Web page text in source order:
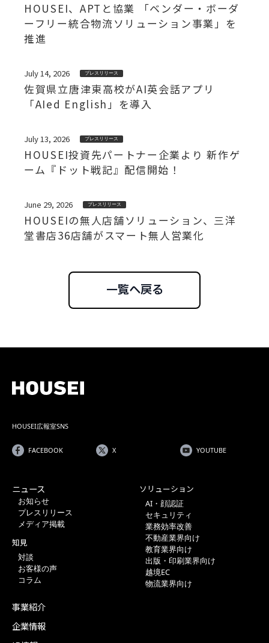
HOUSEI、APTと協業 「ベンダー・ボーダ
ーフリー統合物流ソリューション事業」を
推進
July 14, 2026 プレスリリース
佐賀県立唐津東高校がAI英会話アプリ
「AIed English」を導入
July 13, 2026 プレスリリース
HOUSEI投資先パートナー企業より 新作ゲ
ーム『ドット戦記』配信開始！
June 29, 2026 プレスリリース
HOUSEIの無人店舗ソリューション、三洋
堂書店36店舗がスマート無人営業化
一覧へ戻る
HOUSEI広報室SNS
FACEBOOK X YOUTUBE
ニュース
お知らせ
プレスリリース
メディア掲載
知見
対談
お客様の声
コラム
ソリューション
AI・顔認証
セキュリティ
業務効率改善
不動産業界向け
教育業界向け
出版・印刷業界向け
越境EC
物流業界向け
事業紹介
企業情報